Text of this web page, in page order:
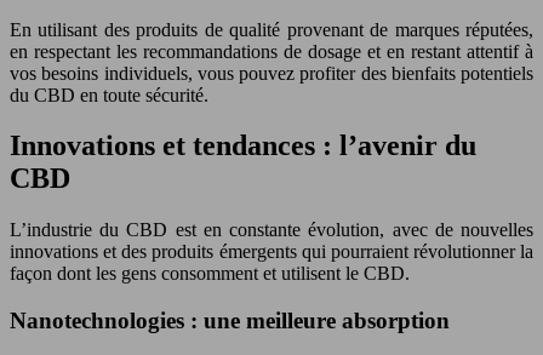
En utilisant des produits de qualité provenant de marques réputées,
en respectant les recommandations de dosage et en restant attentif à
vos besoins individuels, vous pouvez profiter des bienfaits potentiels
du CBD en toute sécurité.
Innovations et tendances : l’avenir du
CBD
L’industrie du CBD est en constante évolution, avec de nouvelles
innovations et des produits émergents qui pourraient révolutionner la
façon dont les gens consomment et utilisent le CBD.
Nanotechnologies : une meilleure absorption